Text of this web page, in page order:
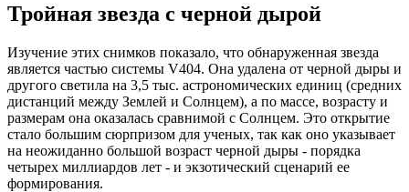
Тройная звезда с черной дырой
Изучение этих снимков показало, что обнаруженная звезда
является частью системы V404. Она удалена от черной дыры и
другого светила на 3,5 тыс. астрономических единиц (средних
дистанций между Землей и Солнцем), а по массе, возрасту и
размерам она оказалась сравнимой с Солнцем. Это открытие
стало большим сюрпризом для ученых, так как оно указывает
на неожиданно большой возраст черной дыры - порядка
четырех миллиардов лет - и экзотический сценарий ее
формирования.